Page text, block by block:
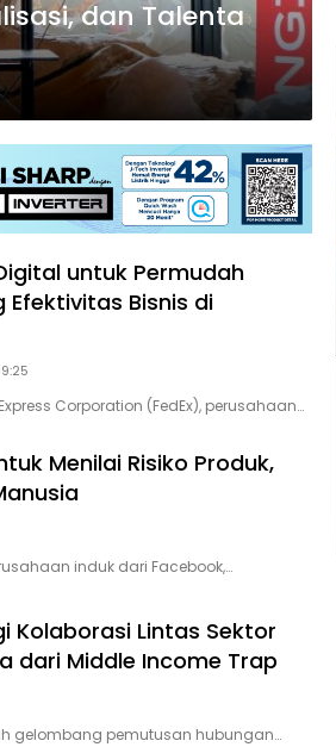
dan Talenta
untuk Permudah
Efektivitas Bisnis di
Express Corporation (FedEx), perusahaan…
Menilai Risiko Produk,
induk dari Facebook,…
Kolaborasi Lintas Sektor
dari Middle Income Trap
gelombang pemutusan hubungan…